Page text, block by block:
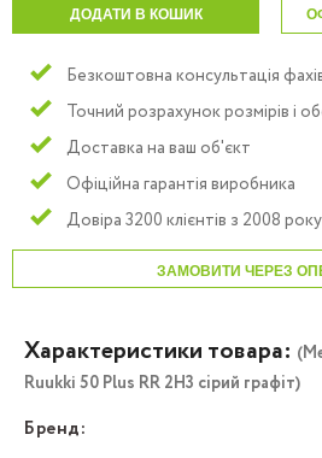
ДОДАТИ В КОШИК
Безкоштовна консультація
Точний розрахунок розмірів і
Доставка на ваш об'єкт
Офіційна гарантія виробника
Довіра 3200 клієнтів з 2008 року
ЗАМОВИТИ ЧЕРЕЗ
Характеристики товара:
Ruukki 50 Plus RR 2H3 сірий графіт)
Бренд: